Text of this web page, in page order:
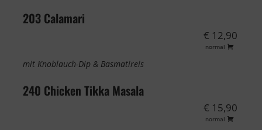
203 Calamari
€ 12,90
normal
mit Knoblauch-Dip & Basmatireis
240 Chicken Tikka Masala
€ 15,90
normal